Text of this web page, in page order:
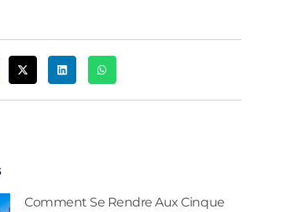
Comment Se Rendre Aux Cinque